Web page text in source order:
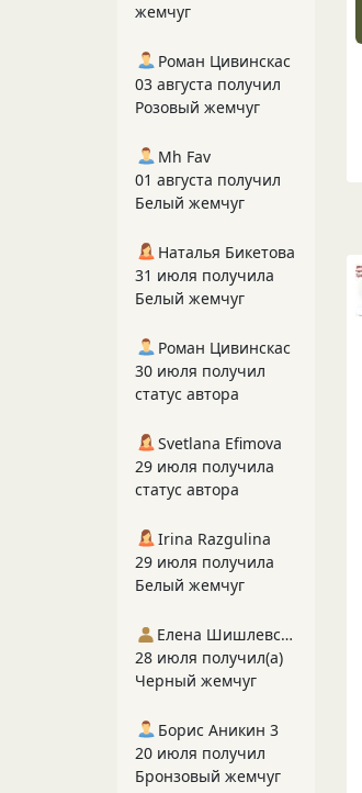
жемчуг
Роман Цивинскас
03 августа получил
Розовый жемчуг
Mh Fav
01 августа получил
Белый жемчуг
Наталья Бикетова
31 июля получила
Белый жемчуг
Роман Цивинскас
30 июля получил
статус автора
Svetlana Efimova
29 июля получила
статус автора
Irina Razgulina
29 июля получила
Белый жемчуг
Елена Шишлевская
28 июля получил(а)
Черный жемчуг
Борис Аникин 3
20 июля получил
Бронзовый жемчуг